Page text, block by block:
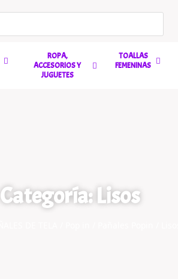
ROPA,
ACCESORIOS Y
JUGUETES
TOALLAS
FEMENINAS
Categoría: Lisos